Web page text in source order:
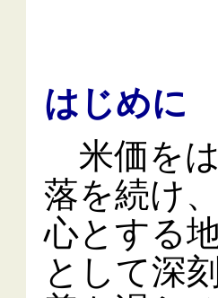
はじめに
米価を
落を続け
心とする
として深